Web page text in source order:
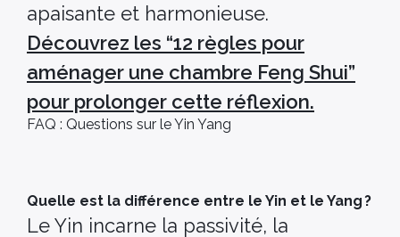
apaisante et harmonieuse.
Découvrez les “12 règles pour
aménager une chambre Feng Shui”
pour prolonger cette réflexion.
FAQ : Questions sur le Yin Yang
Quelle est la différence entre le Yin et le Yang ?
Le Yin incarne la passivité, la